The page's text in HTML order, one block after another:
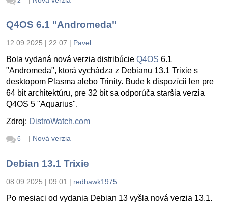
Q4OS 6.1 "Andromeda"
12.09.2025 | 22:07 | Pavel
Bola vydaná nová verzia distribúcie Q4OS 6.1
"Andromeda", ktorá vychádza z Debianu 13.1 Trixie s
desktopom Plasma alebo Trinity. Bude k dispozícii len pre
64 bit architektúru, pre 32 bit sa odporúča staršia verzia
Q4OS 5 "Aquarius".
Zdroj: DistroWatch.com
6 | Nová verzia
Debian 13.1 Trixie
08.09.2025 | 09:01 | redhawk1975
Po mesiaci od vydania Debian 13 vyšla nová verzia 13.1.